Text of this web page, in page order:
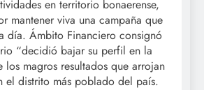
en territorio bonaerense,
mantener viva una campaña que
día. Ámbito Financiero consignó
“decidió bajar su perfil en la
los magros resultados que arrojan
el distrito más poblado del país.